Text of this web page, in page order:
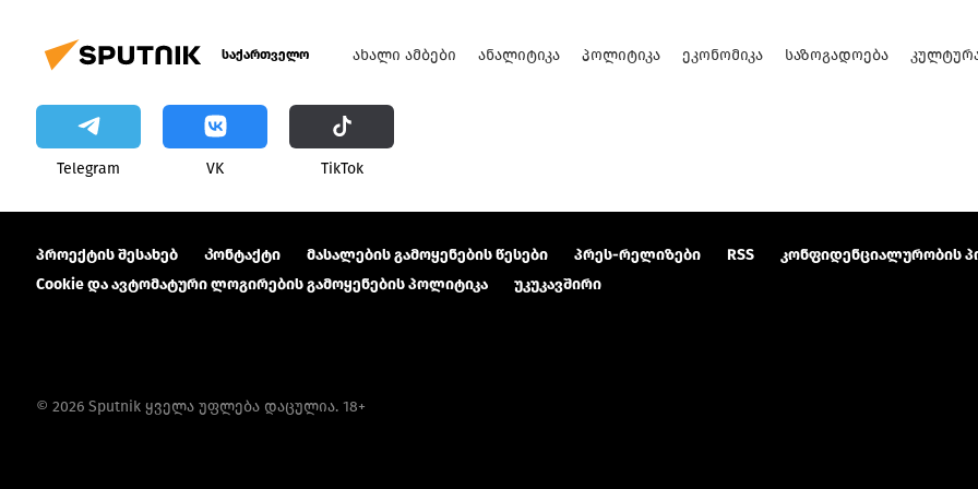
საქართველო ᲐᲮᲐᲚᲘ ᲐᲛᲑᲔᲑᲘ ᲐᲜᲐᲚᲘᲢᲘᲙᲐ ᲞᲝᲚᲘᲢᲘᲙᲐ ᲔᲙᲝᲜᲝᲛᲘᲙᲐ ᲡᲐᲖᲝᲒᲐᲓᲝᲔᲑᲐ
Telegram VK ТikТоk
პროექტის შესახებ Კონტაქტი მასალების გამოყენების წესები პრეს-რელიზები RSS
კონფიდენციალურობის
Cookie და ავტომატური ლოგირების გამოყენების პოლიტიკა
უკუკავშირი
© 2026 Sputnik ყველა უფლება დაცულია. 18+